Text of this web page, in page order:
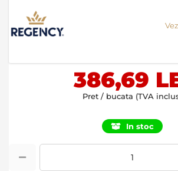
beginning
of
images
386,69
Pret / bucata (TVA
In stoc